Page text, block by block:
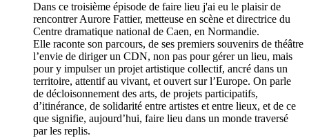
Dans ce troisième épisode de faire lieu j'ai eu le plaisir de
rencontrer Aurore Fattier, metteuse en scène et directrice du
Centre dramatique national de Caen, en Normandie.
Elle raconte son parcours, de ses premiers souvenirs de théâtre
l’envie de diriger un CDN, non pas pour gérer un lieu, mais
pour y impulser un projet artistique collectif, ancré dans un
territoire, attentif au vivant, et ouvert sur l’Europe. On parle
de décloisonnement des arts, de projets participatifs,
d’itinérance, de solidarité entre artistes et entre lieux, et de ce
que signifie, aujourd’hui, faire lieu dans un monde traversé
par les replis.